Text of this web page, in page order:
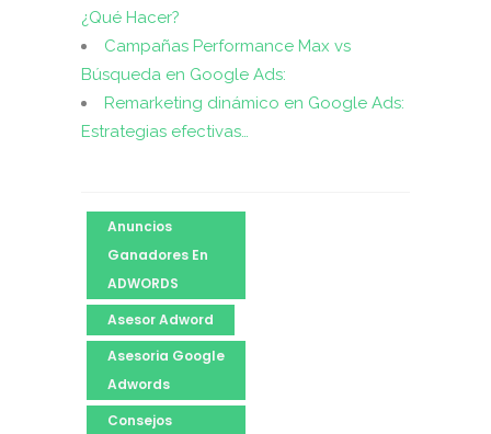
¿Qué Hacer?
Campañas Performance Max vs
Búsqueda en Google Ads:
Remarketing dinámico en Google Ads:
Estrategias efectivas…
Anuncios
Ganadores En
ADWORDS
Asesor Adword
Asesoria Google
Adwords
Consejos